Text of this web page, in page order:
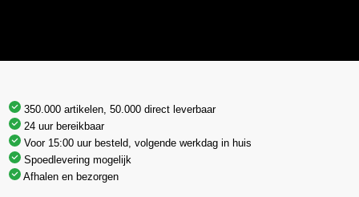
350.000 artikelen, 50.000 direct leverbaar
24 uur bereikbaar
Voor 15:00 uur besteld, volgende werkdag in huis
Spoedlevering mogelijk
Afhalen en bezorgen